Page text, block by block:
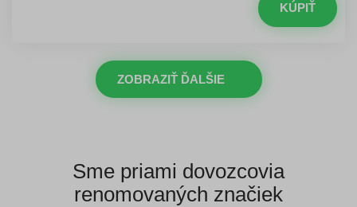
KÚPIŤ
ZOBRAZIŤ ĎALŠIE
Sme priami dovozcovia
renomovaných značiek